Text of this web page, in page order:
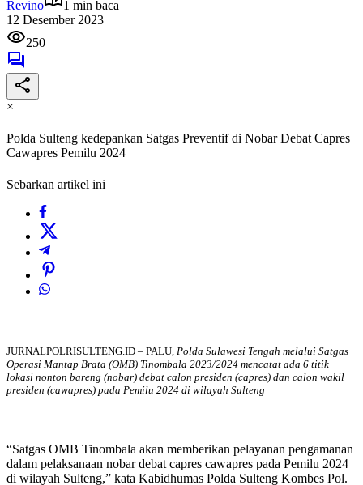
Revino
1 min baca
12 Desember 2023
250
×
Polda Sulteng kedepankan Satgas Preventif di Nobar Debat Capres
Cawapres Pemilu 2024
Sebarkan artikel ini
JURNALPOLRISULTENG.ID – PALU, Polda Sulawesi Tengah melalui Satgas
Operasi Mantap Brata (OMB) Tinombala 2023/2024 mencatat ada 6 titik
lokasi nonton bareng (nobar) debat calon presiden (capres) dan calon wakil
presiden (cawapres) pada Pemilu 2024 di wilayah Sulteng
“Satgas OMB Tinombala akan memberikan pelayanan pengamanan
dalam pelaksanaan nobar debat capres cawapres pada Pemilu 2024
di wilayah Sulteng,” kata Kabidhumas Polda Sulteng Kombes Pol.